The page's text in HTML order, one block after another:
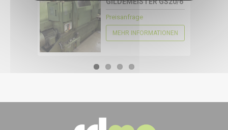
KONFIGURIEREN
Preisanfrage
MEHR INFORMATIONEN